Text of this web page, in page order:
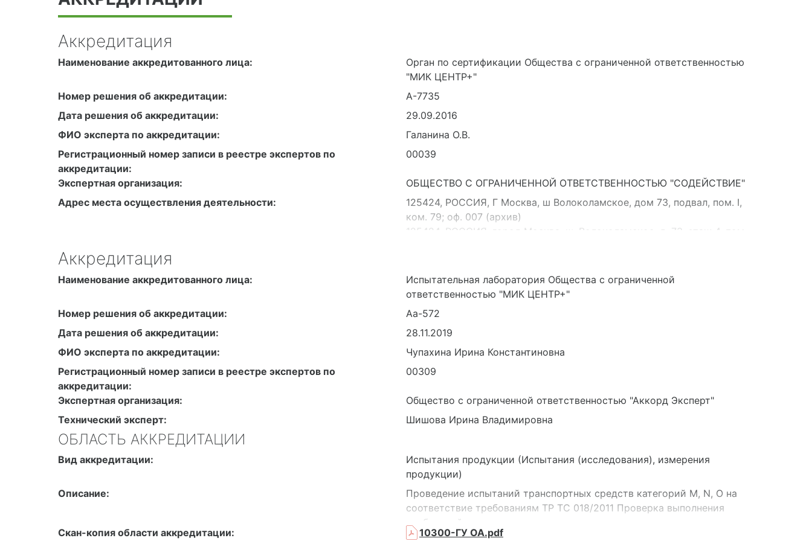
Аккредитация
Наименование аккредитованного лица:
Орган по сертификации Общества с ограниченной ответственностью
"МИК ЦЕНТР+"
Номер решения об аккредитации:
А-7735
Дата решения об аккредитации:
29.09.2016
ФИО эксперта по аккредитации:
Галанина О.В.
Регистрационный номер записи в реестре экспертов по
аккредитации:
00039
Экспертная организация:
ОБЩЕСТВО С ОГРАНИЧЕННОЙ ОТВЕТСТВЕННОСТЬЮ "СОДЕЙСТВИЕ"
Адрес места осуществления деятельности:
125424, РОССИЯ, Г Москва, ш Волоколамское, дом 73, подвал, пом. I,
ком. 79; оф. 007 (архив)
125424, РОССИЯ, город Москва, ш. Волоколамское, д. 73, этаж 4, пом.
Аккредитация
Наименование аккредитованного лица:
Испытательная лаборатория Общества с ограниченной
ответственностью "МИК ЦЕНТР+"
Номер решения об аккредитации:
Аа-572
Дата решения об аккредитации:
28.11.2019
ФИО эксперта по аккредитации:
Чупахина Ирина Константиновна
Регистрационный номер записи в реестре экспертов по
аккредитации:
00309
Экспертная организация:
Общество с ограниченной ответственностью "Аккорд Эксперт"
Технический эксперт:
Шишова Ирина Владимировна
ОБЛАСТЬ АККРЕДИТАЦИИ
Вид аккредитации:
Испытания продукции (Испытания (исследования), измерения
продукции)
Описание:
Проведение испытаний транспортных средств категорий M, N, O на
соответствие требованиям ТР ТС 018/2011 Проверка выполнения
требований к единичным транспортным средствам
Скан-копия области аккредитации:
10300-ГУ ОА.pdf